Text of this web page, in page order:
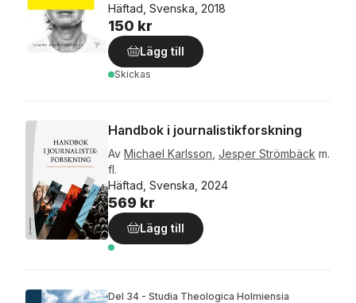
Häftad, Svenska, 2018
150 kr
Lägg till
Skickas
Handbok i journalistikforskning
Av Michael Karlsson Jesper Strömbäck m.
fl.
Häftad, Svenska, 2024
569 kr
Lägg till
Del 34 - Studia Theologica Holmiensia